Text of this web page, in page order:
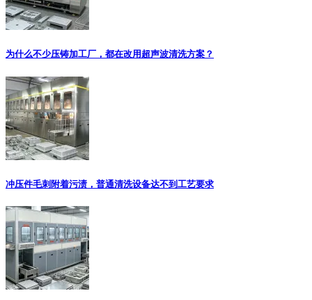
为什么不少压铸加工厂，都在改用超声波清洗方案？
冲压件毛刺附着污渍，普通清洗设备达不到工艺要求